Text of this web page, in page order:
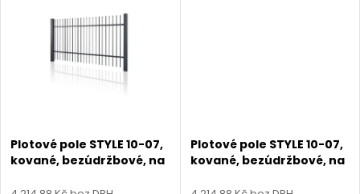
Doručení: 9–12 týdnů
(výroba na...
Plotové pole STYLE 10-07,
kované, bezúdržbové, na
Plotové pole STYLE 10-07,
kované, bezúdržbové, na